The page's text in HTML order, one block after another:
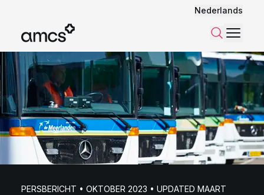
Nederlands
ZoekenMenu
PERSBERICHT • OKTOBER 2023 • UPDATED MAART